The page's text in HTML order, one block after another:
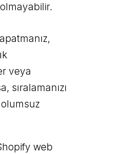
veya
sıralamanızı
web